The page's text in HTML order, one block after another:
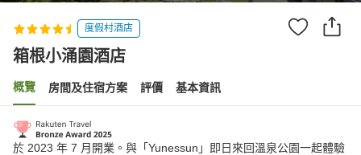
度假村酒店
箱根小涌園酒店
概覽 房間及住宿方案 評價 基本資訊
於 2023 年 7 月開業。與「Yunessun」即日來回溫泉公園一起體驗